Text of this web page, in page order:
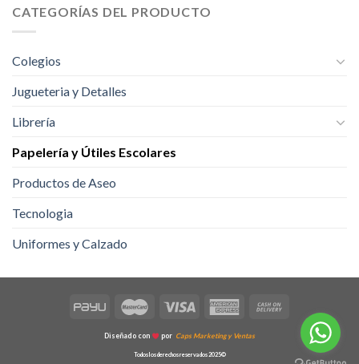
CATEGORÍAS DEL PRODUCTO
Colegios
Jugueteria y Detalles
Librería
Papelería y Útiles Escolares
Productos de Aseo
Tecnologia
Uniformes y Calzado
Diseñado con por Caps Marketing y Ventas
Todos los derechos reservados 2025©